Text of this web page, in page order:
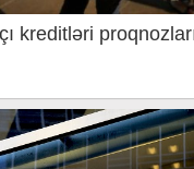
kreditləri